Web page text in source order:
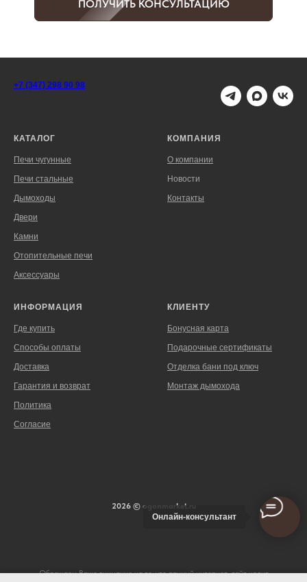
ПОЛУЧИТЬ КОНСУЛЬТАЦИЮ
+7 (347) 298 90 98
КАТАЛОГ
Печи чугунные
Печи стальные
Дымоходы
Двери
Камни
Отопительные печи
Аксессуары
КОМПАНИЯ
О компании
Новости
Контакты
ИНФОРМАЦИЯ
Где купить
Способы оплаты
Доставка
Гарантия и возврат
Политика
Согласие
КЛИЕНТУ
Бонусная карта
Подарочные сертификаты
Отделка бани под ключ
Монтаж дымохода
2026 © ogonmarket.ru
Обращаем Ваше внимание на то, что данный интернет-сайт носит
Онлайн-консультант